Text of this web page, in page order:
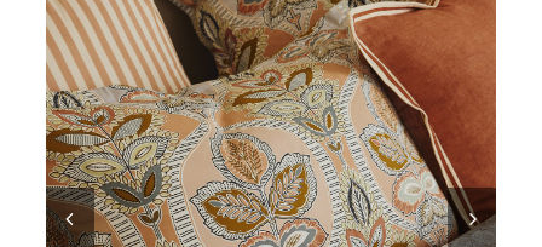
Idées Cadeaux
Nos marques